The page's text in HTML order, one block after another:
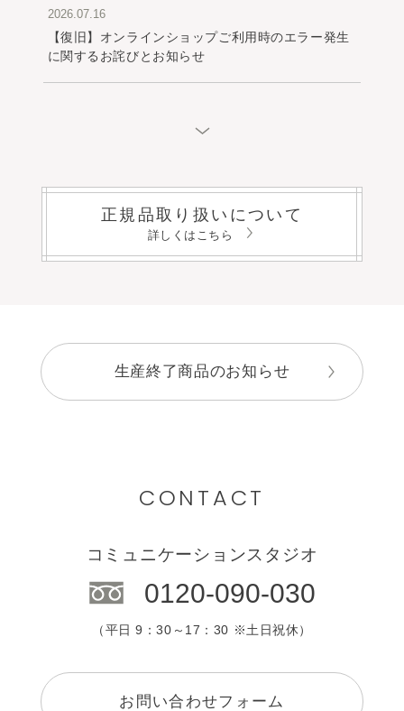
【復旧】オンラインショップご利用時のエラー発生
に関するお詫びとお知らせ
2026.07.16
正規品取り扱いについて
詳しくはこちら
生産終了商品のお知らせ
CONTACT
コミュニケーションスタジオ
0120-090-030
（平日 9：30～17：30 ※土日祝休）
お問い合わせフォーム